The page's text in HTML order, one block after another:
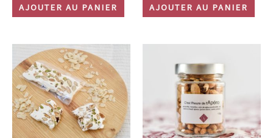
AJOUTER AU PANIER AJOUTER AU PANIER